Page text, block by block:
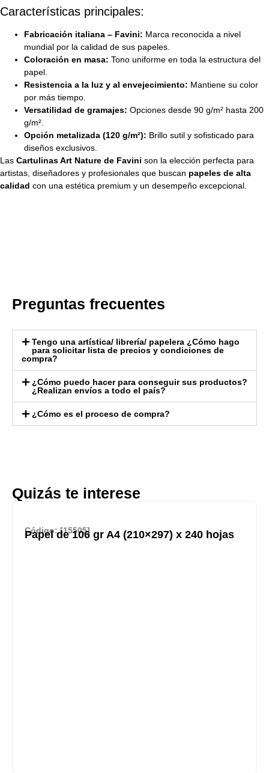
Características principales:
Fabricación italiana – Favini: Marca reconocida a nivel
mundial por la calidad de sus papeles.
Coloración en masa: Tono uniforme en toda la estructura del
papel.
Resistencia a la luz y al envejecimiento: Mantiene su color
por más tiempo.
Versatilidad de gramajes: Opciones desde 90 g/m² hasta 200
g/m².
Opción metalizada (120 g/m²): Brillo sutil y sofisticado para
diseños exclusivos.
Las Cartulinas Art Nature de Favini son la elección perfecta para
artistas, diseñadores y profesionales que buscan papeles de alta
calidad con una estética premium y un desempeño excepcional.
Preguntas frecuentes
Tengo una artística/ librería/ papelera ¿Cómo hago
para solicitar lista de precios y condiciones de
compra?
¿Cómo puedo hacer para conseguir sus productos?
¿Realizan envíos a todo el país?
¿Cómo es el proceso de compra?
Quizás te interese
Código: [15505]
Papel de 106 gr A4 (210×297) x 240 hojas